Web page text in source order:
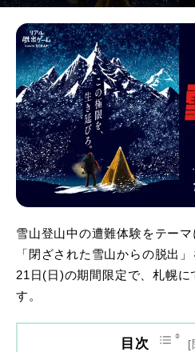
雪山登山中の遭難体験をテー
「閉ざされた雪山からの脱出
21日(日)の期間限定で、札幌に
す。
目次